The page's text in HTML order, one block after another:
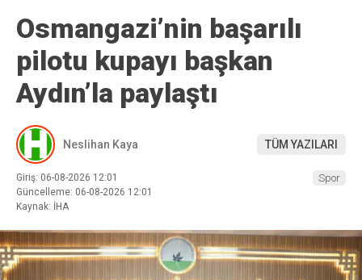
Osmangazi’nin başarılı
pilotu kupayı başkan
Aydın’la paylaştı
Neslihan Kaya TÜM YAZILARI
Giriş: 06-08-2026 12:01
Güncelleme: 06-08-2026 12:01
Kaynak: İHA
Spor